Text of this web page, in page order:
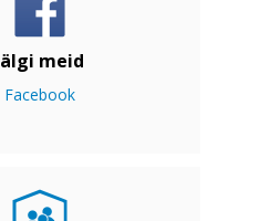
meid
Facebook